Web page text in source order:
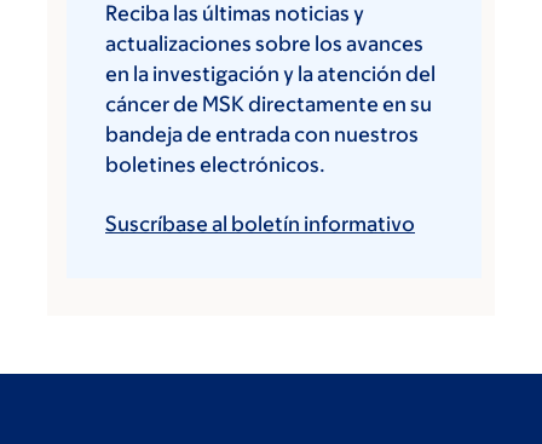
Reciba las últimas noticias y
actualizaciones sobre los avances
en la investigación y la atención del
cáncer de MSK directamente en su
bandeja de entrada con nuestros
boletines electrónicos.
Suscríbase al boletín informativo